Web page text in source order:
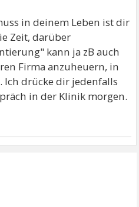
in deinem Leben ist dir
Zeit, darüber
kann ja zB auch
Firma anzuheuern, in
drücke dir jedenfalls
in der Klinik morgen.